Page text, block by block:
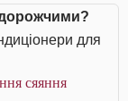
для
сяяння